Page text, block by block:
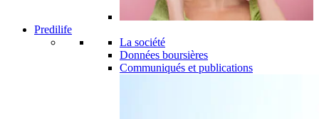
Predilife
La société
Données boursières
Communiqués et publications